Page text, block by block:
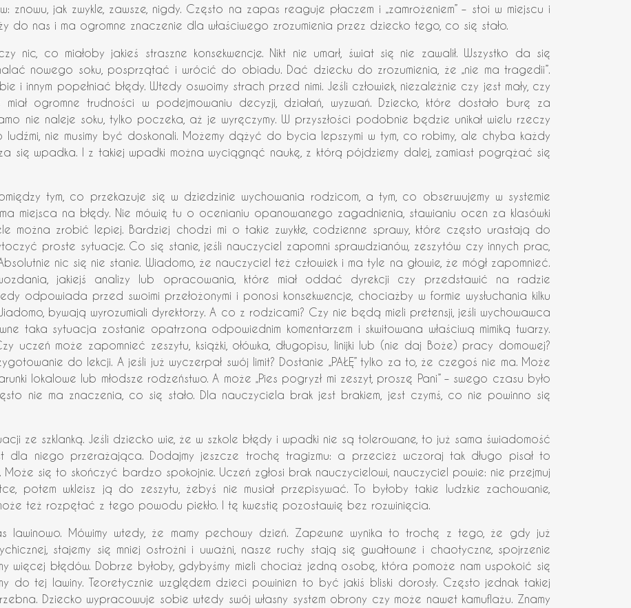
znowu, jak zwykle, zawsze, nigdy. Często na zapas reaguje płaczem i „zamrożeniem” – stoi w miejscu i
do nas i ma ogromne znaczenie dla właściwego zrozumienia przez dziecko tego, co się stało.
nic, co miałoby jakieś straszne konsekwencje. Nikt nie umarł, świat się nie zawalił. Wszystko da się
nowego soku, posprzątać i wrócić do obiadu. Dać dziecku do zrozumienia, że „nie ma tragedii”.
i innym popełniać błędy. Wtedy oswoimy strach przed nimi. Jeśli człowiek, niezależnie czy jest mały, czy
ogromne trudności w podejmowaniu decyzji, działań, wyzwań. Dziecko, które dostało burę za
nie naleje soku, tylko poczeka, aż je wyręczymy. W przyszłości podobnie będzie unikał wielu rzeczy
nie musimy być doskonali. Możemy dążyć do bycia lepszymi w tym, co robimy, ale chyba każdy
się wpadka. I z takiej wpadki można wyciągnąć naukę, z którą pójdziemy dalej, zamiast pogrążać się
tym, co przekazuje się w dziedzinie wychowania rodzicom, a tym, co obserwujemy w systemie
miejsca na błędy. Nie mówię tu o ocenianiu opanowanego zagadnienia, stawianiu ocen za klasówki
można zrobić lepiej. Bardziej chodzi mi o takie zwykłe, codzienne sprawy, które często urastają do
proste sytuacje. Co się stanie, jeśli nauczyciel zapomni sprawdzianów, zeszytów czy innych prac,
nic się nie stanie. Wiadomo, że nauczyciel też człowiek i ma tyle na głowie, że mógł zapomnieć.
jakiejś analizy lub opracowania, które miał oddać dyrekcji czy przedstawić na radzie
odpowiada przed swoimi przełożonymi i ponosi konsekwencje, chociażby w formie wysłuchania kilku
bywają wyrozumiali dyrektorzy. A co z rodzicami? Czy nie będą mieli pretensji, jeśli wychowawca
taka sytuacja zostanie opatrzona odpowiednim komentarzem i skwitowana właściwą mimiką twarzy.
uczeń może zapomnieć zeszytu, książki, ołówka, długopisu, linijki lub (nie daj Boże) pracy domowej?
do lekcji. A jeśli już wyczerpał swój limit? Dostanie „PAŁĘ” tylko za to, że czegoś nie ma. Może
lokalowe lub młodsze rodzeństwo. A może „Pies pogryzł mi zeszyt, proszę Pani” – swego czasu było
nie ma znaczenia, co się stało. Dla nauczyciela brak jest brakiem, jest czymś, co nie powinno się
ze szklanką. Jeśli dziecko wie, że w szkole błędy i wpadki nie są tolerowane, to już sama świadomość
dla niego przerażająca. Dodajmy jeszcze trochę tragizmu: a przecież wczoraj tak długo pisał to
Może się to skończyć bardzo spokojnie. Uczeń zgłosi brak nauczycielowi, nauczyciel powie: nie przejmuj
potem wkleisz ją do zeszytu, żebyś nie musiał przepisywać. To byłoby takie ludzkie zachowanie,
też rozpętać z tego powodu piekło. I tę kwestię pozostawię bez rozwinięcia.
lawinowo. Mówimy wtedy, że mamy pechowy dzień. Zapewne wynika to trochę z tego, że gdy już
stajemy się mniej ostrożni i uważni, nasze ruchy stają się gwałtowne i chaotyczne, spojrzenie
więcej błędów. Dobrze byłoby, gdybyśmy mieli chociaż jedną osobę, która pomoże nam uspokoić się
do tej lawiny. Teoretycznie względem dzieci powinien to być jakiś bliski dorosły. Często jednak takiej
Dziecko wypracowuje sobie wtedy swój własny system obrony czy może nawet kamuflażu. Znamy